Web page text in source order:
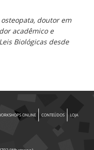
doutor em
acadêmico e
Biológicas desde
ONLINE CONTEÚDOS LOJA